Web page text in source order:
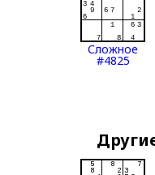
Сложное
#4825